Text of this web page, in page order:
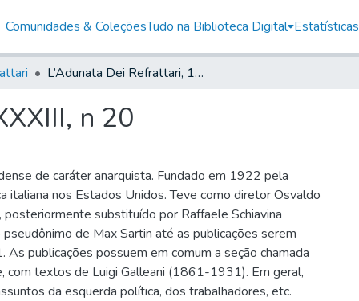
Comunidades & ColeçõesTudo na Biblioteca Digital Estatísticas
L’Adunata Dei Refrattari, 1954, v XXXIII, n 20
n 20
de caráter anarquista. Fundado em 1922 pela
italiana nos Estados Unidos. Teve como diretor Osvaldo
substituído por Raffaele Schiavina
de Max Sartin até as publicações serem
As publicações possuem em comum a seção chamada
com textos de Luigi Galleani (1861-1931). Em geral,
da esquerda política, dos trabalhadores, etc.